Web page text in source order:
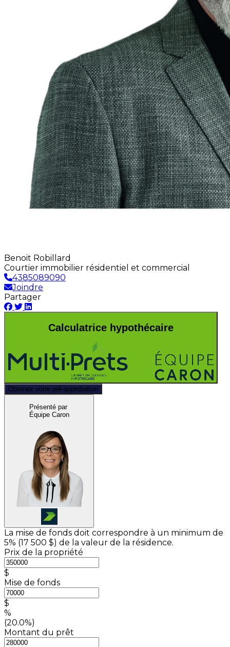
Benoit Robillard
Courtier immobilier résidentiel et commercial
4385089090
Joindre
Partager
Calculatrice hypothécaire
Obtenez votre pré-approbation
Présenté par
Équipe Caron
La mise de fonds doit correspondre à un minimum de
5% (17 500 $) de la valeur de la résidence.
Prix de la propriété
$
Mise de fonds
$
%
(20.0%)
Montant du prêt